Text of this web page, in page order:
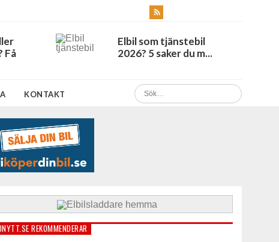
Få
Elbil som tjänstebil
2026? 5 saker du m...
KONTAKT
REKOMMENDERAR